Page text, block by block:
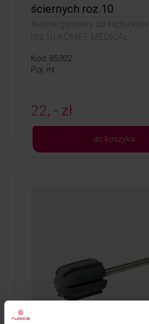
ściernych roz.10
Nośnik gumowy do
roz.10 KOMET MEDICAL
Kod: 85302
Poj: ml
22, - zł
do koszyka